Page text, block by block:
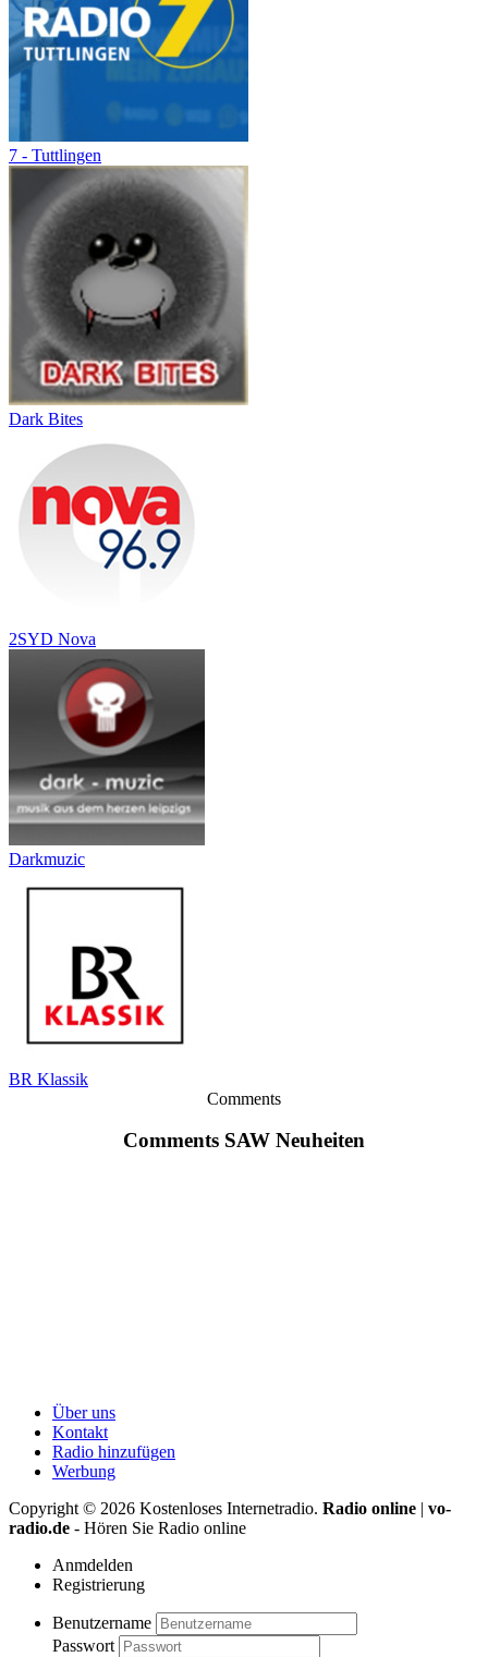
7 - Tuttlingen
Dark Bites
2SYD Nova
Darkmuzic
BR Klassik
Comments
Comments SAW Neuheiten
Über uns
Kontakt
Radio hinzufügen
Werbung
Copyright © 2026 Kostenloses Internetradio. Radio online | vo-
radio.de - Hören Sie Radio online
Anmdelden
Registrierung
Benutzername
Passwort